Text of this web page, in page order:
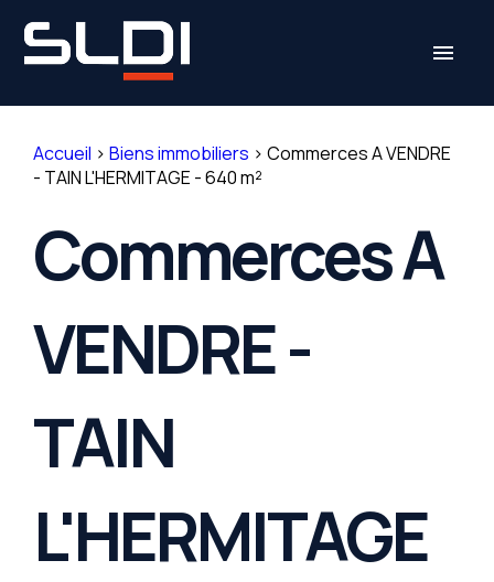
menu
Accueil > Biens immobiliers > Commerces A VENDRE
- TAIN L'HERMITAGE - 640 m²
Commerces A
VENDRE -
TAIN
L'HERMITAGE